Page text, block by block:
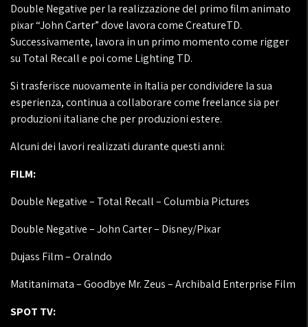
Double Negative per la realizzazione del primo film animato
pixar “John Carter” dove lavora come CreatureTD.
Successivamente, lavora in un primo momento come rigger
su Total Recall e poi come Lighting TD.
Si trasferisce nuovamente in Italia per condividere la sua
esperienza, continua a collaborare come freelance sia per
produzioni italiane che per produzioni estere.
Alcuni dei lavori realizzati durante questi anni:
FILM:
Double Negative – Total Recall – Columbia Pictures
Double Negative – John Carter – Disney/Pixar
Dujass Film – Oralndo
Matitanimata – Goodbye Mr. Zeus – Archibald Enterprise Film
SPOT TV: